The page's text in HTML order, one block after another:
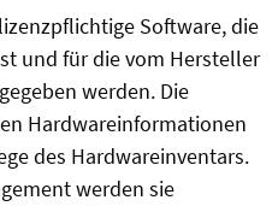
Software, die
und für die vom Hersteller
werden. Die
Hardwareinformationen
des Hardwareinventars.
werden sie